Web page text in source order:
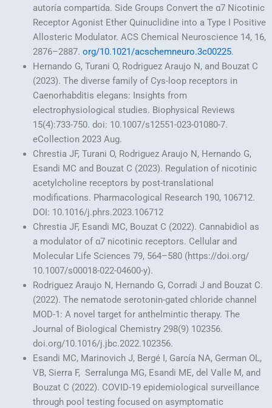
autoría compartida. Side Groups Convert the α7 Nicotinic
Receptor Agonist Ether Quinuclidine into a Type I Positive
Allosteric Modulator. ACS Chemical Neuroscience 14, 16,
2876–2887. org/10.1021/acschemneuro.3c00225.
Hernando G, Turani O, Rodriguez Araujo N, and Bouzat C
(2023). The diverse family of Cys-loop receptors in
Caenorhabditis elegans: Insights from
electrophysiological studies. Biophysical Reviews
15(4):733-750. doi: 10.1007/s12551-023-01080-7.
eCollection 2023 Aug.
Chrestia JF, Turani O, Rodriguez Araujo N, Hernando G,
Esandi MC and Bouzat C (2023). Regulation of nicotinic
acetylcholine receptors by post-translational
modifications. Pharmacological Research 190, 106712.
DOI: 10.1016/j.phrs.2023.106712
Chrestia JF, Esandi MC, Bouzat C (2022). Cannabidiol as
a modulator of α7 nicotinic receptors. Cellular and
Molecular Life Sciences 79, 564–580 (https://doi.org/
10.1007/s00018-022-04600-y).
Rodriguez Araujo N, Hernando G, Corradi J and Bouzat C.
(2022). The nematode serotonin-gated chloride channel
MOD-1: A novel target for anthelmintic therapy. The
Journal of Biological Chemistry 298(9) 102356.
doi.org/10.1016/j.jbc.2022.102356.
Esandi MC, Marinovich J, Bergé I, García NA, German OL,
VB, Sierra F, Serralunga MG, Esandi ME, del Valle M, and
Bouzat C (2022). COVID-19 epidemiological surveillance
through pool testing focused on asymptomatic